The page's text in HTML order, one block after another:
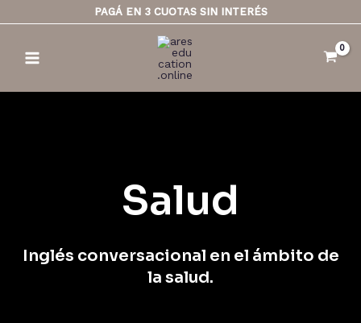
al
PAGÁ EN 3 CUOTAS SIN INTERÉS
Menu
Salud
Inglés conversacional en el ámbito de
la salud.